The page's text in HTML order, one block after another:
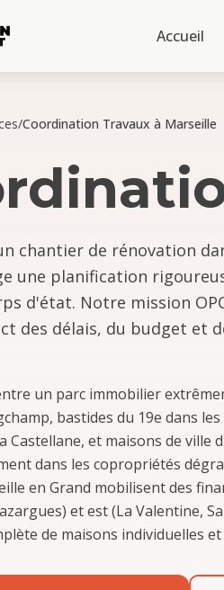
Accueil
/Coordination Travaux à Marseille
chantier de rénovation
une planification
d'état. Notre mission
des délais, du budget et
un parc immobilier
bastides du 19e dans
Castellane, et maisons de
dans les copropriétés
en Grand mobilisent des
et est (La Valentine,
de maisons individuelles et